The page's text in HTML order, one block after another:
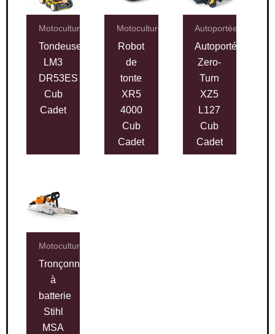
Motoculture
Tondeuse
LM3
DR53ES
Cub
Cadet
Motoculture
Robot
de
tonte
XR5
4000
Cub
Cadet
Autoportées
Autoportée
Zero-
Turn
XZ5
L127
Cub
Cadet
Motoculture
Tronçonneuse
à
batterie
Stihl
MSA